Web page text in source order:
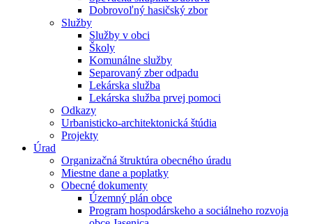
Dobrovoľný hasičský zbor
Služby
Služby v obci
Školy
Komunálne služby
Separovaný zber odpadu
Lekárska služba
Lekárska služba prvej pomoci
Odkazy
Urbanisticko-architektonická štúdia
Projekty
Úrad
Organizačná štruktúra obecného úradu
Miestne dane a poplatky
Obecné dokumenty
Územný plán obce
Program hospodárskeho a sociálneho rozvoja